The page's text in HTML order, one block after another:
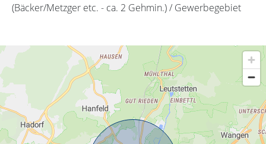
(Bäcker/Metzger etc. - ca. 2 Gehmin.) / Gewerbegebiet